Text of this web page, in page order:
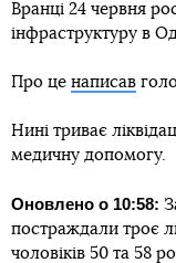
Вранці 24 червня
інфраструктуру в
Про це написав
Нині триває
медичну допомогу.
Оновлено о 10:58:
постраждали троє
чоловіків 50 та 58